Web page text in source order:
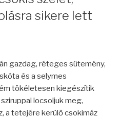
sikere lett
gazdag, réteges sütemény,
és a selymes
tökéletesen kiegészítik
locsoljuk meg,
a tetejére kerülő csokimáz